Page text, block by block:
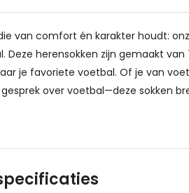
van comfort én karakter houdt:
Deze herensokken zijn gemaakt
je favoriete voetbal. Of je van
over voetbal—deze sokken